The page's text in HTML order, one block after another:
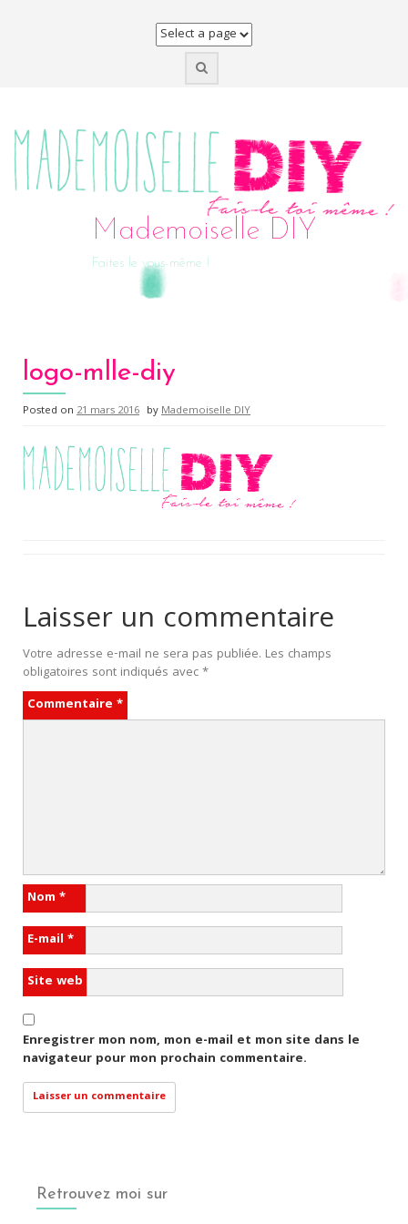
Mademoiselle DIY
Faites le vous-même !
logo-mlle-diy
Posted on 21 mars 2016 byMademoiselle DIY
Laisser un commentaire
Votre adresse e-mail ne sera pas publiée. Les champs
obligatoires sont indiqués avec*
Commentaire *
Nom *
E-mail *
Site web
Enregistrer mon nom, mon e-mail et mon site dans le
navigateur pour mon prochain commentaire.
Retrouvez moi sur